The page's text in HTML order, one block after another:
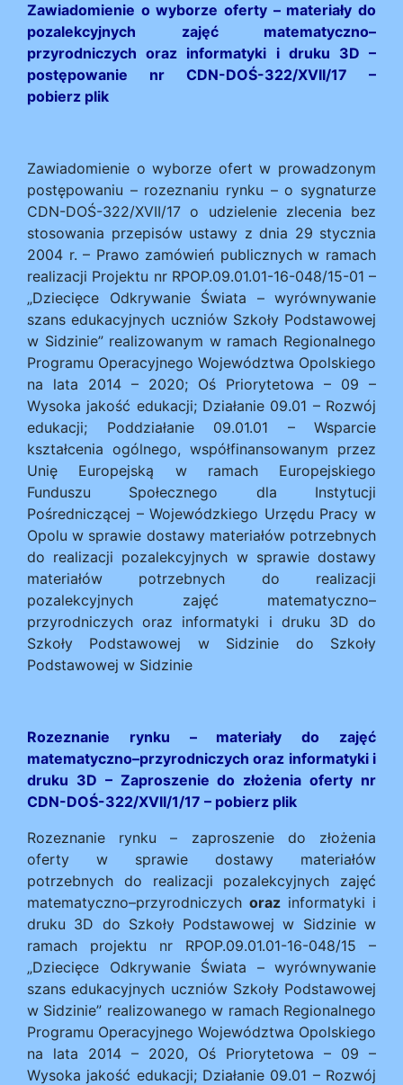
Zawiadomienie o wyborze oferty – materiały do
pozalekcyjnych zajęć matematyczno–
przyrodniczych oraz informatyki i druku 3D –
postępowanie nr CDN-DOŚ-322/XVII/17 –
pobierz plik
Zawiadomienie o wyborze ofert w prowadzonym
postępowaniu – rozeznaniu rynku – o sygnaturze
CDN-DOŚ-322/XVII/17 o udzielenie zlecenia bez
stosowania przepisów ustawy z dnia 29 stycznia
2004 r. – Prawo zamówień publicznych w ramach
realizacji Projektu nr RPOP.09.01.01-16-048/15-01 –
„Dziecięce Odkrywanie Świata – wyrównywanie
szans edukacyjnych uczniów Szkoły Podstawowej
w Sidzinie” realizowanym w ramach Regionalnego
Programu Operacyjnego Województwa Opolskiego
na lata 2014 – 2020; Oś Priorytetowa – 09 –
Wysoka jakość edukacji; Działanie 09.01 – Rozwój
edukacji; Poddziałanie 09.01.01 – Wsparcie
kształcenia ogólnego, współfinansowanym przez
Unię Europejską w ramach Europejskiego
Funduszu Społecznego dla Instytucji
Pośredniczącej – Wojewódzkiego Urzędu Pracy w
Opolu w sprawie dostawy materiałów potrzebnych
do realizacji pozalekcyjnych w sprawie dostawy
materiałów potrzebnych do realizacji
pozalekcyjnych zajęć matematyczno–
przyrodniczych oraz informatyki i druku 3D do
Szkoły Podstawowej w Sidzinie do Szkoły
Podstawowej w Sidzinie
Rozeznanie rynku – materiały do zajęć
matematyczno–przyrodniczych oraz informatyki i
druku 3D – Zaproszenie do złożenia oferty nr
CDN-DOŚ-322/XVII/1/17 – pobierz plik
Rozeznanie rynku – zaproszenie do złożenia
oferty w sprawie dostawy materiałów
potrzebnych do realizacji pozalekcyjnych zajęć
matematyczno–przyrodniczychoraz informatyki i
druku 3D do Szkoły Podstawowej w Sidzinie w
ramach projektu nr RPOP.09.01.01-16-048/15 –
„Dziecięce Odkrywanie Świata – wyrównywanie
szans edukacyjnych uczniów Szkoły Podstawowej
w Sidzinie” realizowanego w ramach Regionalnego
Programu Operacyjnego Województwa Opolskiego
na lata 2014 – 2020, Oś Priorytetowa – 09 –
Wysoka jakość edukacji; Działanie 09.01 – Rozwój